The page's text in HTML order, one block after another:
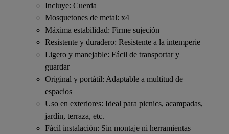
Incluye: Cuerda
Mosquetones de metal: x4
Máxima estabilidad: Firme sujeción
Resistente y duradero: Resistente a la intemperie
Ligero y manejable: Fácil de transportar y
guardar
Original y portátil: Adaptable a multitud de
espacios
Uso en exteriores: Ideal para picnics, acampadas,
jardín, terraza, etc.
Fácil instalación: Sin montaje ni herramientas